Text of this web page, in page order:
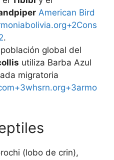
American Bird
.
global del
utiliza Barba Azul
migratoria
(lobo de crin),